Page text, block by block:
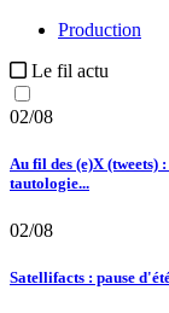
Production
Le fil actu
02/08
Au fil des (e)X (tweets)
tautologie...
02/08
Satellifacts : pause